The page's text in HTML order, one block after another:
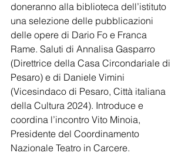
doneranno alla biblioteca dell’istituto
una selezione delle pubblicazioni
delle opere di Dario Fo e Franca
Rame. Saluti di Annalisa Gasparro
(Direttrice della Casa Circondariale di
Pesaro) e di Daniele Vimini
(Vicesindaco di Pesaro, Città italiana
della Cultura 2024). Introduce e
coordina l’incontro Vito Minoia,
Presidente del Coordinamento
Nazionale Teatro in Carcere.